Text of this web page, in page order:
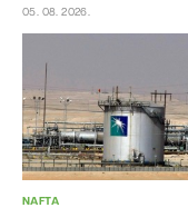
05. 08. 2026.
NAFTA